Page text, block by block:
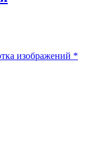
изображений *